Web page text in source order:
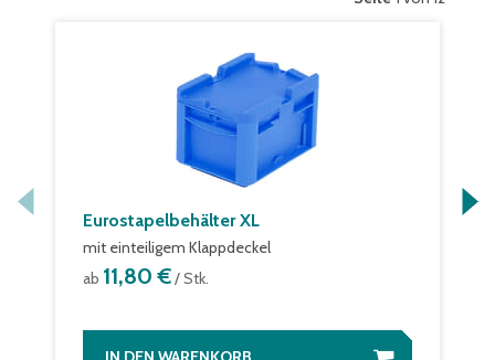
Eurostapelbehälter XL
mit einteiligem Klappdeckel
ab 11,80 €/ Stk.